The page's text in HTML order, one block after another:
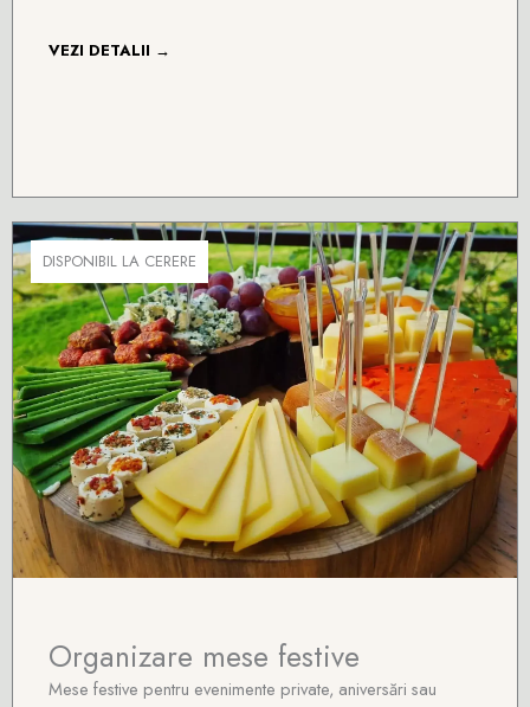
VEZI DETALII →
DISPONIBIL LA CERERE
Organizare mese festive
Mese festive pentru evenimente private, aniversări sau